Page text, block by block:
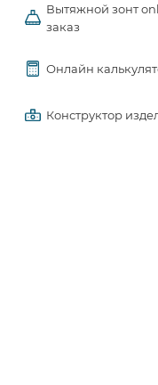
Вытяжной зонт
заказ
Онлайн
Конструктор